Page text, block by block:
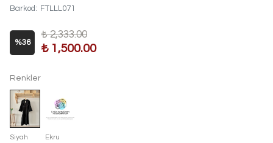
Barkod : FTLLL071
%36
₺ 2,333.00
₺ 1,500.00
Renkler
Siyah Ekru